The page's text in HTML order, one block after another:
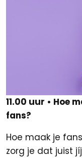
11.00 uur • Hoe
fans?
Hoe maak je
zorg je dat juist